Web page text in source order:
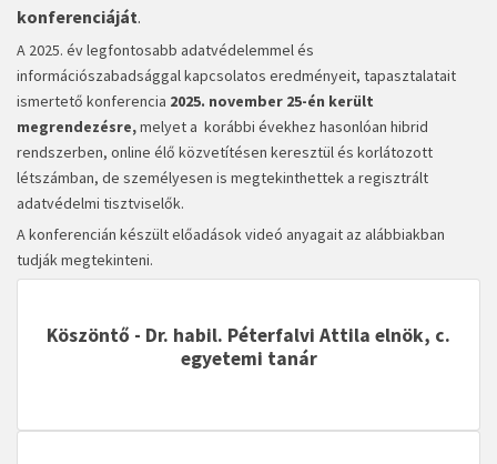
konferenciáját.
A 2025. év legfontosabb adatvédelemmel és
információszabadsággal kapcsolatos eredményeit, tapasztalatait
ismertető konferencia 2025. november 25-én került
megrendezésre,melyet a korábbi évekhez hasonlóan hibrid
rendszerben, online élő közvetítésen keresztül és korlátozott
létszámban, de személyesen is megtekinthettek a regisztrált
adatvédelmi tisztviselők.
A konferencián készült előadások videó anyagait az alábbiakban
tudják megtekinteni.
Köszöntő - Dr. habil. Péterfalvi Attila elnök, c.
egyetemi tanár